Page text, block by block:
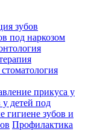
зубов
под наркозом
прикуса у
у детей под
гигиене зубов и
Профилактика